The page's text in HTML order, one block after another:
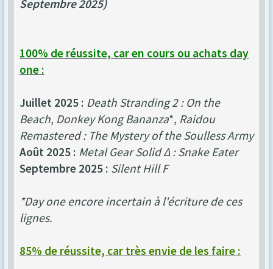
Septembre 2025)
100% de réussite, car en cours ou achats day
one :
Juillet 2025 : Death Stranding 2 : On the
Beach, Donkey Kong Bananza*, Raidou
Remastered : The Mystery of the Soulless Army
Août 2025 : Metal Gear Solid Δ : Snake Eater
Septembre 2025 : Silent Hill F
*Day one encore incertain à l'écriture de ces
lignes.
85% de réussite, car très envie de les faire :